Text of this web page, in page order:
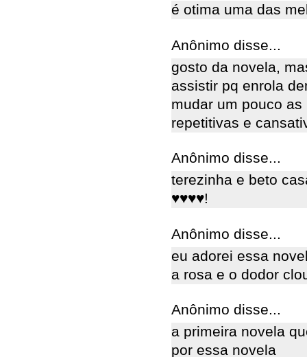
é otima uma das
Anônimo disse...
gosto da novela,
assistir pq enrola
mudar um pouco
repetitivas e
Anônimo disse...
terezinha e beto
♥♥♥♥!
Anônimo disse...
eu adorei essa
a rosa e o dodor
Anônimo disse...
a primeira novela
por essa novela